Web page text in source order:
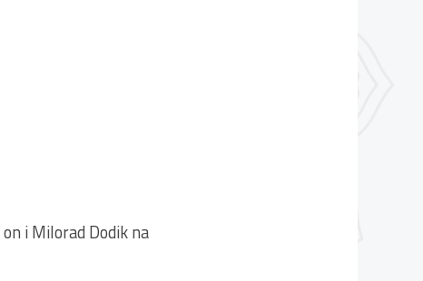
i Milorad Dodik na